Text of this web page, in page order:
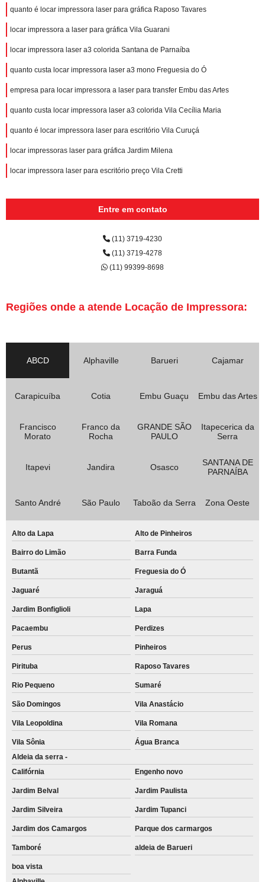
quanto é locar impressora laser para gráfica Raposo Tavares
locar impressora a laser para gráfica Vila Guarani
locar impressora laser a3 colorida Santana de Parnaíba
quanto custa locar impressora laser a3 mono Freguesia do Ó
empresa para locar impressora a laser para transfer Embu das Artes
quanto custa locar impressora laser a3 colorida Vila Cecília Maria
quanto é locar impressora laser para escritório Vila Curuçá
locar impressoras laser para gráfica Jardim Milena
locar impressora laser para escritório preço Vila Cretti
Entre em contato
(11) 3719-4230
(11) 3719-4278
(11) 99399-8698
Regiões onde a atende Locação de Impressora:
ABCD Alphaville Barueri Cajamar
Carapicuíba Cotia Embu Guaçu Embu das Artes
Francisco
Morato
Franco da
Rocha
GRANDE SÃO
PAULO
Itapecerica da
Serra
Itapevi Jandira Osasco
SANTANA DE
PARNAÍBA
Santo André São Paulo Taboão da Serra Zona Oeste
Alto da Lapa Alto de Pinheiros
Bairro do Limão Barra Funda
Butantã Freguesia do Ó
Jaguaré Jaraguá
Jardim Bonfiglioli Lapa
Pacaembu Perdizes
Perus Pinheiros
Pirituba Raposo Tavares
Rio Pequeno Sumaré
São Domingos Vila Anastácio
Vila Leopoldina Vila Romana
Vila Sônia
Água Branca
Aldeia da serra -
Califórnia
Engenho novo
Jardim Belval Jardim Paulista
Jardim Silveira Jardim Tupanci
Jardim dos Camargos Parque dos carmargos
Tamboré aldeia de Barueri
boa vista